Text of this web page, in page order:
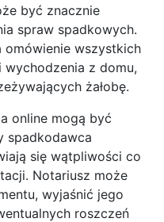
być znacznie
spraw spadkowych.
omówienie wszystkich
z domu,
żałobę.
online mogą być
spadkodawca
się wątpliwości co
Notariusz może
wyjaśnić jego
roszczeń